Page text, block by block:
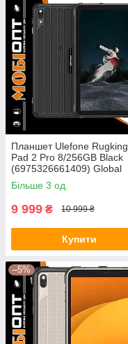
Планшет Ulefone Rugking
Pad 2 Pro 8/256GB Black
(6975326661409) Global
version
Більше 3 од.
9 999 ₴ 10 999 ₴
Купити
–5%